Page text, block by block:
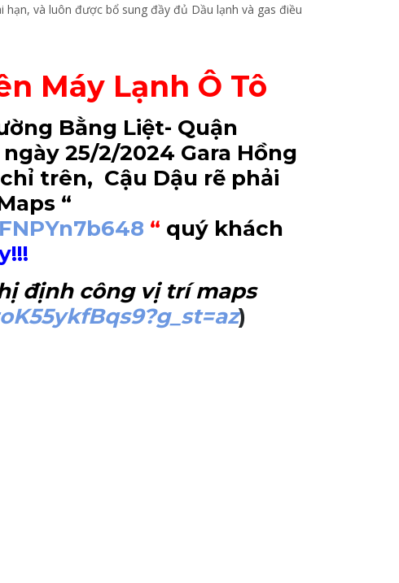
và luôn được bổ sung đầy đủ Dầu lạnh và gas điều
Máy Lạnh Ô Tô
Bằng Liệt- Quận
25/2/2024 Gara Hồng
trên, Cậu Dậu rẽ phải
“
“ quý khách
định công vị trí maps
)